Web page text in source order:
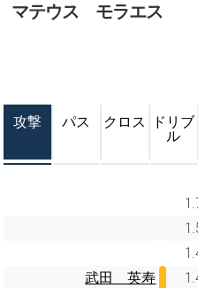
マテウス モラエス
攻撃 パス クロス
ドリブ
ル
武田 英寿